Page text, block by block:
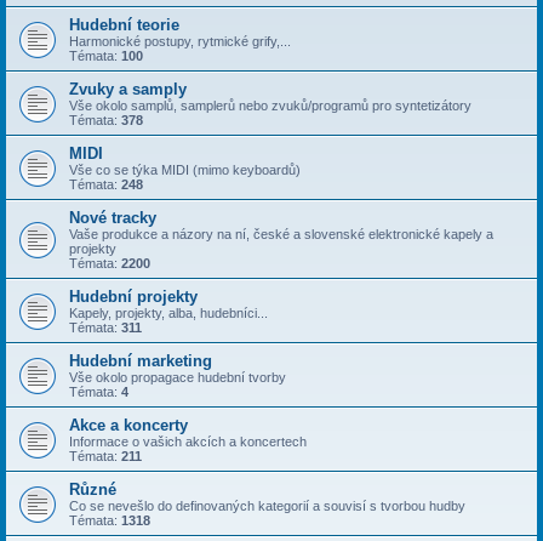
Hudební teorie
Harmonické postupy, rytmické grify,...
Témata: 100
Zvuky a samply
Vše okolo samplů, samplerů nebo zvuků/programů pro syntetizátory
Témata: 378
MIDI
Vše co se týka MIDI (mimo keyboardů)
Témata: 248
Nové tracky
Vaše produkce a názory na ní, české a slovenské elektronické kapely a
projekty
Témata: 2200
Hudební projekty
Kapely, projekty, alba, hudebníci...
Témata: 311
Hudební marketing
Vše okolo propagace hudební tvorby
Témata: 4
Akce a koncerty
Informace o vašich akcích a koncertech
Témata: 211
Různé
Co se nevešlo do definovaných kategorií a souvisí s tvorbou hudby
Témata: 1318